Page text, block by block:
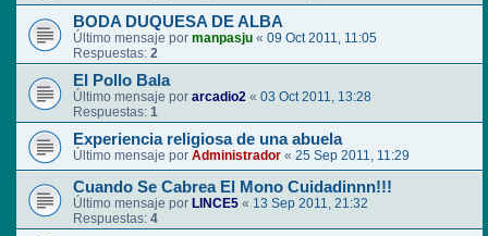
BODA DUQUESA DE ALBA
Último mensaje por manpasju « 09 Oct 2011, 11:05
Respuestas: 2
El Pollo Bala
Último mensaje por arcadio2 « 03 Oct 2011, 13:28
Respuestas: 1
Experiencia religiosa de una abuela
Último mensaje por Administrador « 25 Sep 2011, 11:29
Cuando Se Cabrea El Mono Cuidadinnn!!!
Último mensaje por LINCE5 « 13 Sep 2011, 21:32
Respuestas: 4